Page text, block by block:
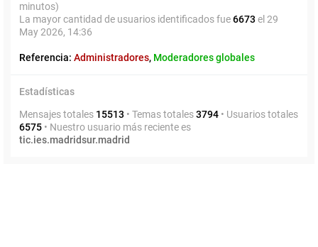
minutos)
La mayor cantidad de usuarios identificados fue6673 el 29
May 2026, 14:36
Referencia: Administradores, Moderadores globales
Estadísticas
Mensajes totales 15513 • Temas totales3794 • Usuarios totales
6575 • Nuestro usuario más reciente es
tic.ies.madridsur.madrid